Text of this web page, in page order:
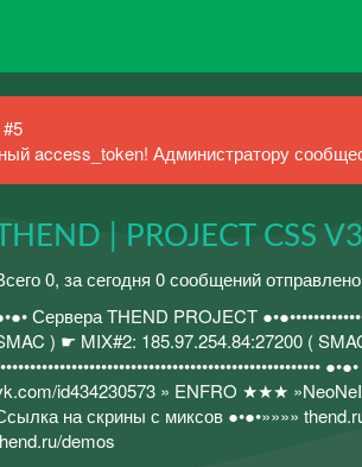
access_token! Администратору
| PROJECT CSS
0, за сегодня 0 сообщений
Сервера THEND PROJECT
) ☛ MIX#2: 185.97.254.84:27200 (
id434230573 » ENFRO ★★★
на скрины с миксов ●•●•»»»»
demos